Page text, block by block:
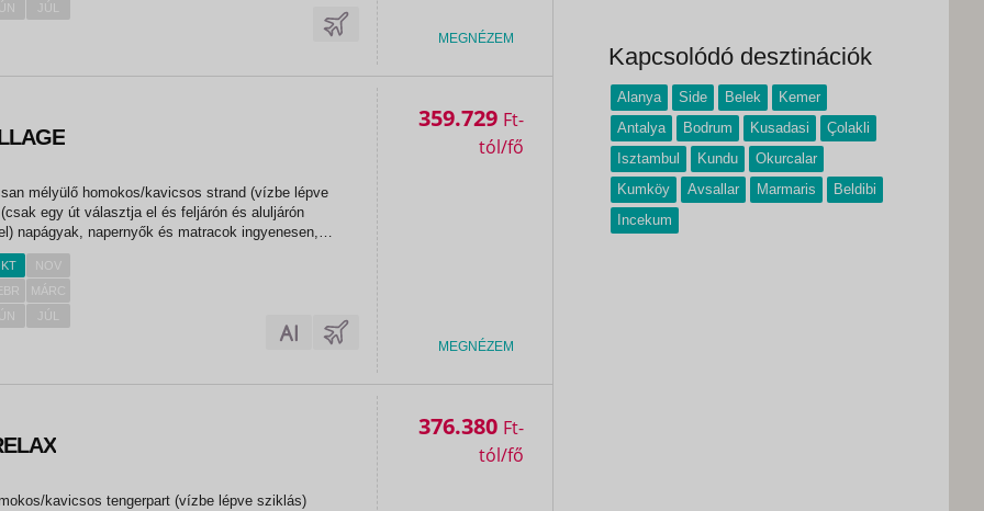
JÚL
MEGNÉZEM
mélyülő homokos/kavicsos strand (vízbe lépve
egy út választja el és feljárón és aluljárón
napágyak, napernyők és matracok ingyenesen,
strandbár zuhanyzó öltözőkabinok 06 Sport
NOV
MÁRC
JÚL
359.729 Ft
MEGNÉZEM
kavicsos tengerpart (vízbe lépve sziklás)
376.380 Ft
Kapcsolódó desztinációk
Alanya Side Belek
Kemer
Antalya
Bodrum Kusadasi
Çolakli
Isztambul
Kundu
Okurcalar
Kumköy
Avsallar Marmaris
Beldibi
Incekum